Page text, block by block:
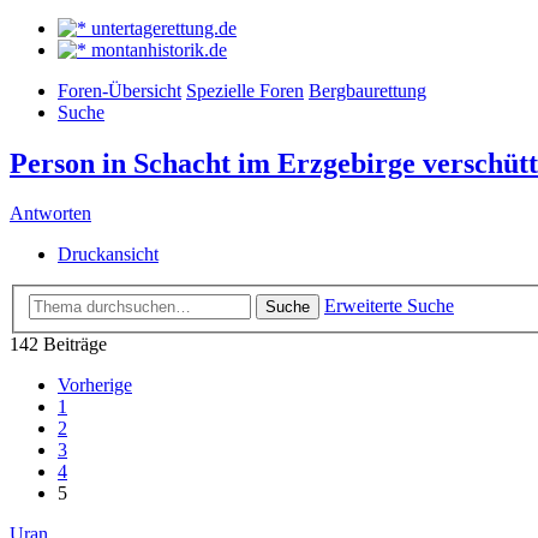
untertagerettung.de
montanhistorik.de
Foren-Übersicht Spezielle Foren Bergbaurettung
Suche
Person in Schacht im Erzgebirge
Antworten
Druckansicht
Suche
Erweiterte Suche
142 Beiträge
Vorherige
1
2
3
4
5
Uran